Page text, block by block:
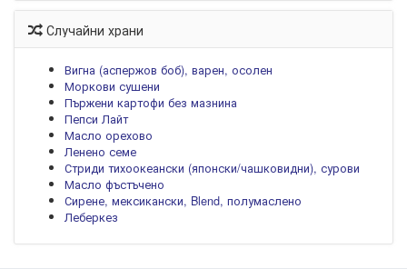
Случайни храни
Вигна (аспержов боб), варен, осолен
Моркови сушени
Пържени картофи без мазнина
Пепси Лайт
Масло орехово
Ленено семе
Стриди тихоокеански (японски/чашковидни), сурови
Масло фъстъчено
Сирене, мексикански, Blend, полумаслено
Леберкез